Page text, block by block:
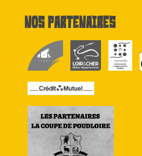
Nos partenaires